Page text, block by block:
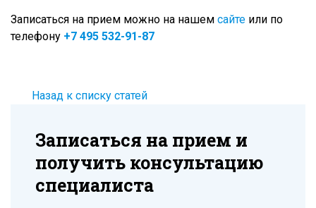
Записаться на прием можно на нашем сайте или по
телефону +7 495 532-91-87
Назад к списку статей
Записаться на прием и
получить консультацию
специалиста